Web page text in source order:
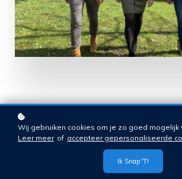
Meer werkplezier
Wij gebruiken cookies om je zo goed mogelijk
Leer meer of accepteer gepersonaliseerde
Ik Snap 't!